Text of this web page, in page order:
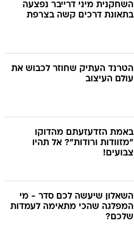
השחקנית מיני דרייבר נפצעה
בתאונת דרכים קשה בצרפת
הטרנד העתיק שחוזר לכבוש את
עולם העיצוב
באמת הזדעזעתם מהדוקו
"מזוודות ורודות"? אל תהיו
צבועים!
השאלון שיעשה לכם סדר - מי
המפלגה שהכי מתאימה לעמדות
שלכם?